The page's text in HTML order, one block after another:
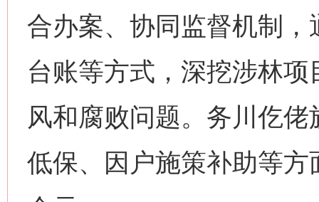
合办案、协同监督机制
台账等方式，深挖涉林
风和腐败问题。务川仡
低保、因户施策补助等